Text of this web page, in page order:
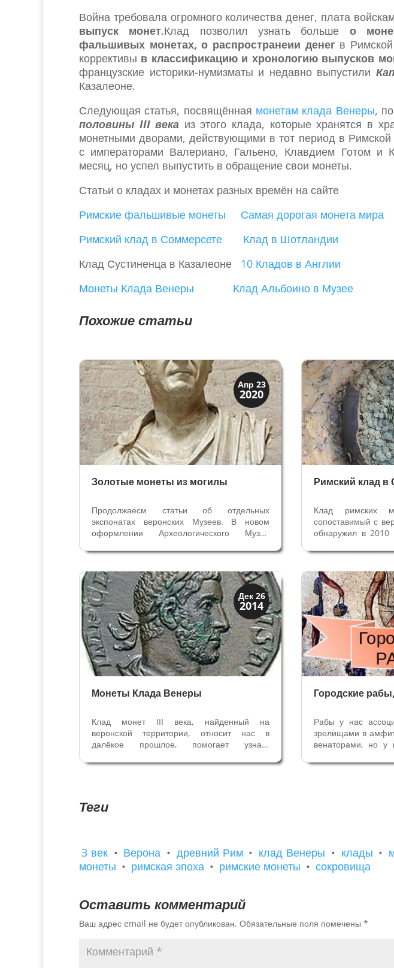
Война требовала огромного количества денег, плата
выпуск монет.Клад позволил узнать больше о
фальшивых монетах, о распространеии денег в
коррективы в классификацию и хронологию выпусков
французские историки-нумизматы и недавно выпустили
Казалеоне.
Следующая статья, посвящённая монетам клада Венеры,
половины III века из этого клада, которые хранятся в
монетными дворами, действующими в тот период в
с императорами Валериано, Гальено, Клавдием Готом и
месяц, но успел выпустить в обращение свои монеты.
Статьи о кладах и монетах разных времён на сайте
Римские фальшивые монеты
Самая дорогая монета мира
Римский клад в Соммерсете
Клад в Шотландии
Клад Сустиненца в Казалеоне 10 Кладов в Англии
Монеты Клада Венеры
Клад Альбоино в Музее
Похожие статьи
Апр 23
2020
История
Клады и медали
Золотые монеты из могилы
Продолжаесм статьи об отдельных
экспонатах веронских Музеев. В новом
оформлении Археологического Музея
для которых раньше места в Музее не
свинцовый саркофаг, две золотые монеты и
бутылку,...
Дек 26
2014
История
Клады и медали
Монеты Клада Венеры
Клад монет III века, найденный на
веронской территории, относит нас в
далёкое прошлое, помогает узнать
аспекты жизни Римской Империи. Самые
Клады и
Римский клад в
Клад римских
сопоставимый с
обнаружил в 2010
строительства
Современные...Верона
Музеи
Городские
Рабы у нас
зрелищами в
венаторами, но у
городских
Теги
3 век • Верона • древний Рим • клад Венеры • клады •
монеты • римская эпоха • римские монеты • сокровища
Оставить комментарий
Ваш адрес email не будет опубликован. Обязательные поля помечены *